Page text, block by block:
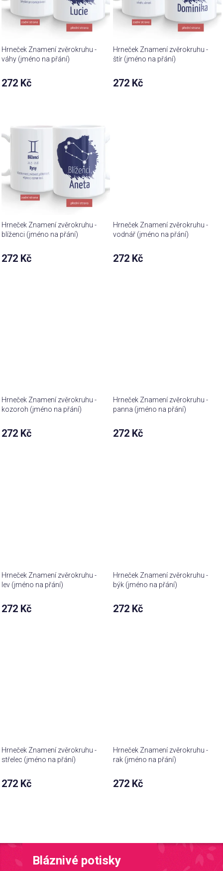
Hrneček Znamení zvěrokruhu -
váhy (jméno na přání)
272 Kč
Hrneček Znamení zvěrokruhu -
štír (jméno na přání)
272 Kč
Hrneček Znamení zvěrokruhu -
blíženci (jméno na přání)
272 Kč
Hrneček Znamení zvěrokruhu -
vodnář (jméno na přání)
272 Kč
Hrneček Znamení zvěrokruhu -
kozoroh (jméno na přání)
272 Kč
Hrneček Znamení zvěrokruhu -
panna (jméno na přání)
272 Kč
Hrneček Znamení zvěrokruhu -
lev (jméno na přání)
272 Kč
Hrneček Znamení zvěrokruhu -
býk (jméno na přání)
272 Kč
Hrneček Znamení zvěrokruhu -
střelec (jméno na přání)
272 Kč
Hrneček Znamení zvěrokruhu -
rak (jméno na přání)
272 Kč
Bláznivé potisky